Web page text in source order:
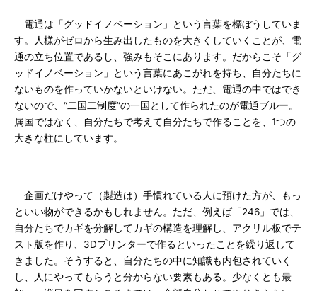
電通は「グッドイノベーション」という言葉を標ぼうしていま
す。人様がゼロから生み出したものを大きくしていくことが、電
通の立ち位置であるし、強みもそこにあります。だからこそ「グ
ッドイノベーション」という言葉にあこがれを持ち、自分たちに
ないものを作っていかないといけない。ただ、電通の中ではでき
ないので、“二国二制度”の一国として作られたのが電通ブルー。
属国ではなく、自分たちで考えて自分たちで作ることを、1つの
大きな柱にしています。
企画だけやって（製造は）手慣れている人に預けた方が、もっ
といい物ができるかもしれません。ただ、例えば「246」では、
自分たちでカギを分解してカギの構造を理解し、アクリル板でテ
スト版を作り、3Dプリンターで作るといったことを繰り返して
きました。そうすると、自分たちの中に知識も内包されていく
し、人にやってもらうと分からない要素もある。少なくとも最